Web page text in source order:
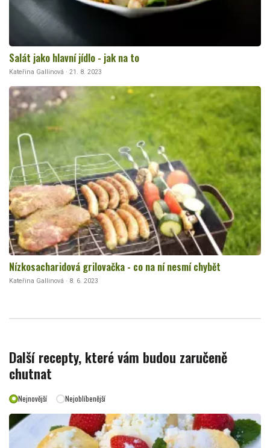
Salát jako hlavní jídlo - jak na to
Kateřina Gallinová · 21. 8. 2023
Nízkosacharidová grilovačka - co na ní nesmí chybět
Kateřina Gallinová · 8. 6. 2023
Další recepty, které vám budou zaručeně
chutnat
Nejnovější Nejoblíbenější